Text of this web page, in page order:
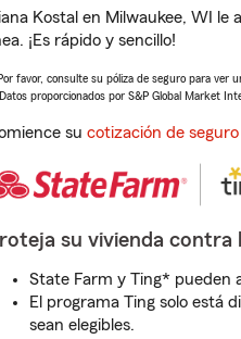
Kostal en Milwaukee, WI
¡Es rápido y sencillo!
favor, consulte su póliza de seguro para ver
proporcionados por S&P Global Market
su cotización de
su vivienda contra
State Farm y Ting* pueden
El programa Ting solo está
sean elegibles.